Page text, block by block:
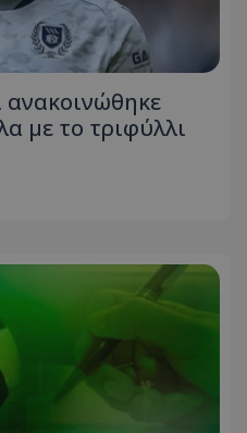
ανακοινώθηκε
με το τριφύλλι